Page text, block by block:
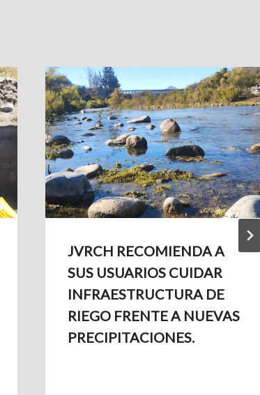
JVRCH RECOMIENDA A
SUS USUARIOS CUIDAR
INFRAESTRUCTURA DE
RIEGO FRENTE A NUEVAS
PRECIPITACIONES.